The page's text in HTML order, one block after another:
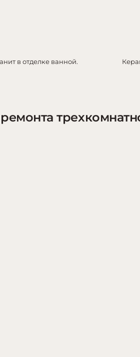
в отделке ванной.